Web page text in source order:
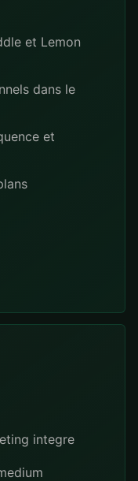
et Lemon
dans le
et
integre